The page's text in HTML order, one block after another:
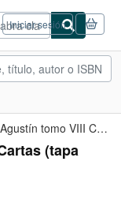
Iniciar sesión
Obras de San Agustín tomo VIII Cartas
(tapa